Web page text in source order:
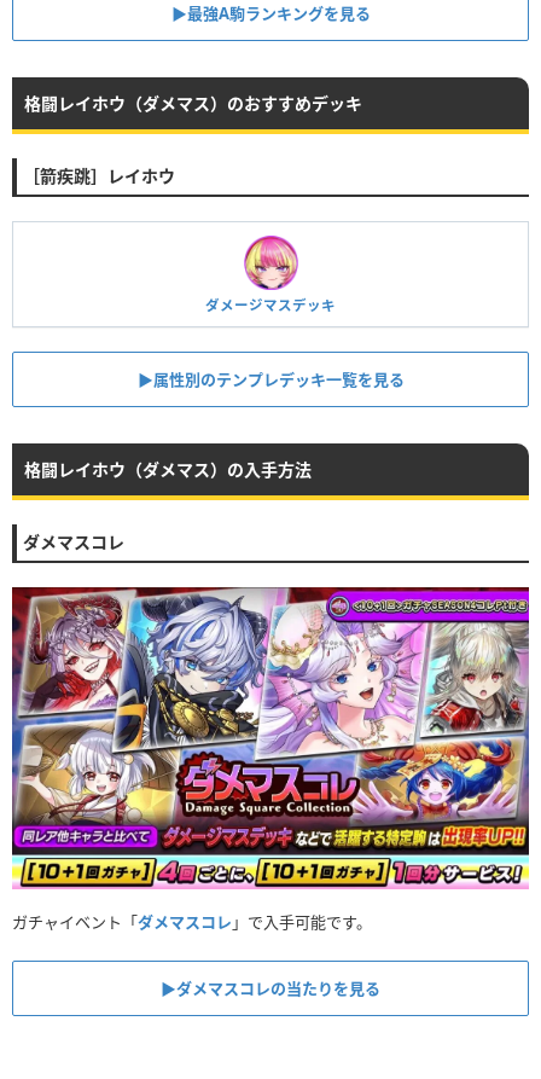
▶︎最強A駒ランキングを見る
格闘レイホウ（ダメマス）のおすすめデッキ
［箭疾跳］レイホウ
ダメージマスデッキ
▶︎属性別のテンプレデッキ一覧を見る
格闘レイホウ（ダメマス）の入手方法
ダメマスコレ
ガチャイベント「ダメマスコレ 」で入手可能です。
▶︎ダメマスコレの当たりを見る